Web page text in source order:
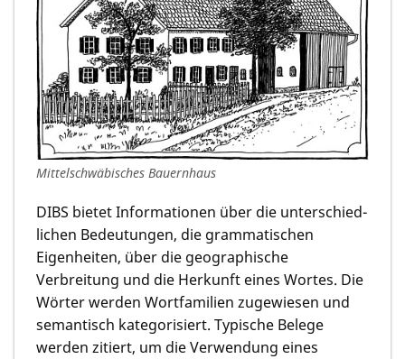
Mittelschwäbisches Bauernhaus
DIBS bietet Informa­tionen über die unterschied­
lichen Bedeu­tungen, die grammatischen
Eigenheiten, über die geogra­phi­sche
Verbreitung und die Herkunft eines Wortes. Die
Wörter werden Wortfamilien zugewiesen und
semantisch kategorisiert. Typische Belege
werden zitiert, um die Verwendung eines